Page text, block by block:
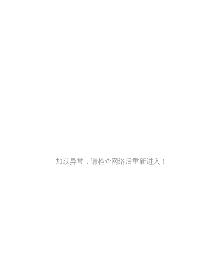
加载异常，请检查网络后重新进入！